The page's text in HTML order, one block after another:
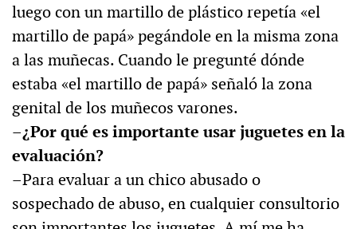
luego con un martillo de plástico repetía «el
martillo de papá» pegándole en la misma zona
a las muñecas. Cuando le pregunté dónde
estaba «el martillo de papá» señaló la zona
genital de los muñecos varones.
–¿Por qué es importante usar juguetes en la
evaluación?
–Para evaluar a un chico abusado o
sospechado de abuso, en cualquier consultorio